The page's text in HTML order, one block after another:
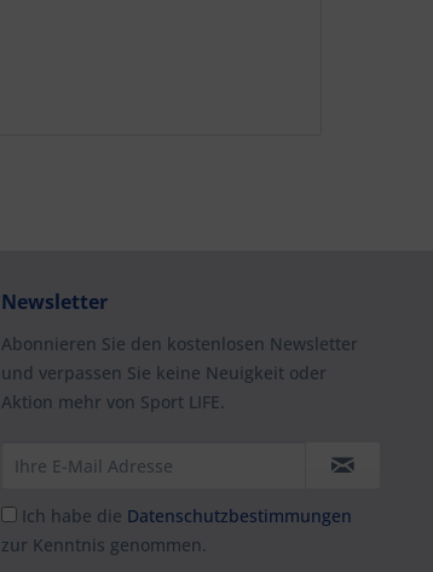
Newsletter
Abonnieren Sie den kostenlosen Newsletter
und verpassen Sie keine Neuigkeit oder
Aktion mehr von Sport LIFE.
Ich habe die Datenschutzbestimmungen
zur Kenntnis genommen.